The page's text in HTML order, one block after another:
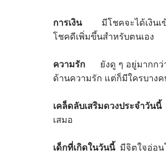
การเงินมีโชคจะได้เงินเข้า
โชคดีเพิ่มขึ้นสำหรับตนเอง
ความรัก ยังดู ๆ อยู่มากกว่า
ด้านความรัก แต่ก็มีใครบาง
เคล็ดลับเสริมดวงประจำวันนี้
เสมอ
เด็กที่เกิดในวันนี้มีจิตใจอ่อน